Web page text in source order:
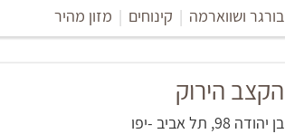
בורגר ושווארמה | קינוחים | מזון מהיר
הקצב הירוק
בן יהודה 98‏, תל אביב -יפו